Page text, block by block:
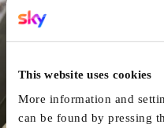
This website uses cookies
More information and
can be found by pressing